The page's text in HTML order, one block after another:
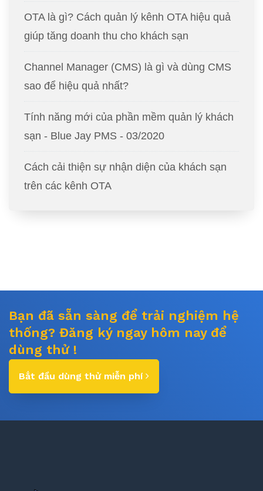
OTA là gì? Cách quản lý kênh OTA hiệu quả
giúp tăng doanh thu cho khách sạn
Channel Manager (CMS) là gì và dùng CMS
sao để hiệu quả nhất?
Tính năng mới của phần mềm quản lý khách
sạn - Blue Jay PMS - 03/2020
Cách cải thiện sự nhận diện của khách sạn
trên các kênh OTA
Bạn đã sẵn sàng để trải nghiệm hệ
thống? Đăng ký ngay hôm nay để
dùng thử !
Bắt đầu dùng thử miễn phí